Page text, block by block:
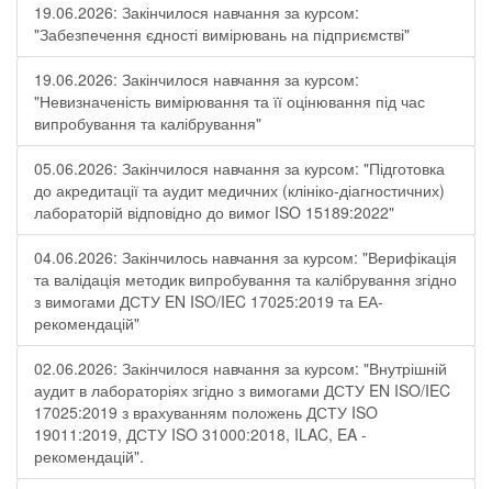
19.06.2026: Закінчилося навчання за курсом:
"Забезпечення єдності вимірювань на підприємстві"
19.06.2026: Закінчилося навчання за курсом:
"Невизначеність вимірювання та її оцінювання під час
випробування та калібрування"
05.06.2026: Закінчилося навчання за курсом: "Підготовка
до акредитації та аудит медичних (клініко-діагностичних)
лабораторій відповідно до вимог ISO 15189:2022"
04.06.2026: Закінчилось навчання за курсом: "Верифікація
та валідація методик випробування та калібрування згідно
з вимогами ДСТУ EN ISO/IEC 17025:2019 та ЕА-
рекомендацій"
02.06.2026: Закінчилося навчання за курсом: "Внутрішній
аудит в лабораторіях згідно з вимогами ДСТУ EN ISO/IEC
17025:2019 з врахуванням положень ДСТУ ISO
19011:2019, ДСТУ ISO 31000:2018, ILAC, EA -
рекомендацій".